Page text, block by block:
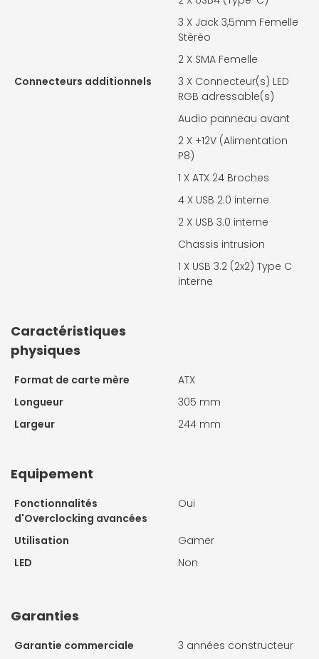
3 X Jack 3,5mm Femelle
Stéréo
2 X SMA Femelle
Connecteurs additionnels
3 X Connecteur(s) LED
RGB adressable(s)
Audio panneau avant
2 X +12V (Alimentation
P8)
1 X ATX 24 Broches
4 X USB 2.0 interne
2 X USB 3.0 interne
Chassis intrusion
1 X USB 3.2 (2x2) Type C
interne
Caractéristiques
physiques
Format de carte mère
ATX
Longueur
305 mm
Largeur
244 mm
Equipement
Fonctionnalités
d'Overclocking avancées
Oui
Utilisation
Gamer
LED
Non
Garanties
Garantie commerciale
3 années constructeur